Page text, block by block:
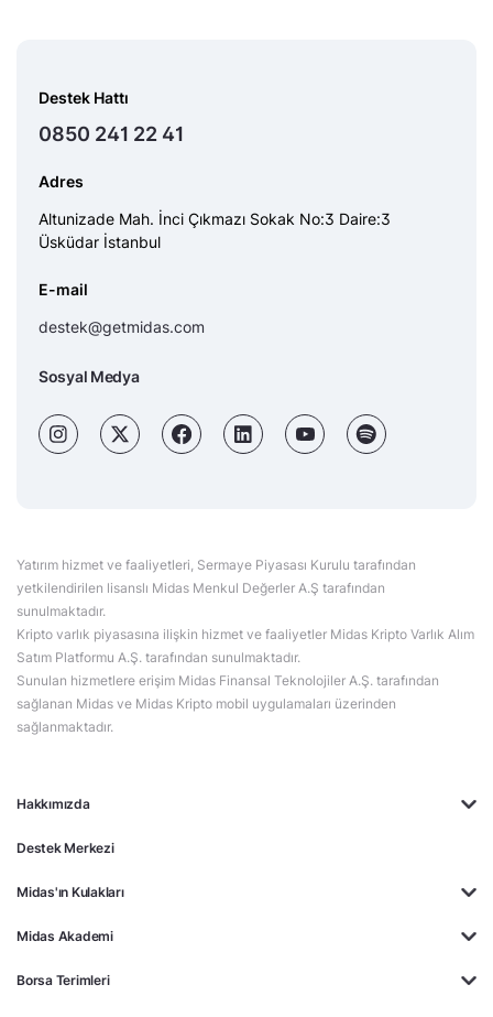
Hakkımızda
Destek Merkezi
Midas'ın Kulakları
Midas Akademi
Borsa Terimleri
Destek Hattı
0850 241 22 41
Adres
Altunizade Mah. İnci Çıkmazı Sokak No:3 Daire:3
Üsküdar İstanbul
E-mail
destek@getmidas.com
Sosyal Medya
Yatırım hizmet ve faaliyetleri, Sermaye Piyasası Kurulu tarafından
yetkilendirilen lisanslı Midas Menkul Değerler A.Ş tarafından
sunulmaktadır.
Kripto varlık piyasasına ilişkin hizmet ve faaliyetler Midas Kripto Varlık Alım
Satım Platformu A.Ş. tarafından sunulmaktadır.
Sunulan hizmetlere erişim Midas Finansal Teknolojiler A.Ş. tarafından
sağlanan Midas ve Midas Kripto mobil uygulamaları üzerinden
sağlanmaktadır.